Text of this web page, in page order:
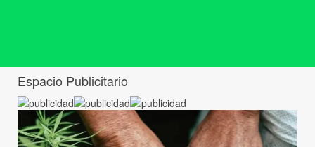
Espacio Publicitario